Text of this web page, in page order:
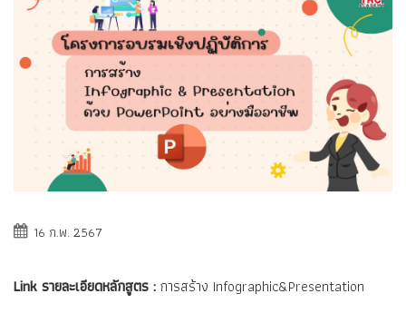
16 ก.พ. 2567
Link รายละเอียดหลักสูตร : การสร้าง Infographic&Presentation